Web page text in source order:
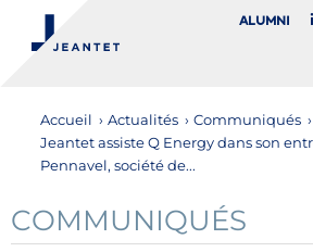
Alumni
Accueil › Actualités › Communiqués ›
Jeantet assiste Q Energy dans son
Pennavel, société de...
COMMUNIQUÉS